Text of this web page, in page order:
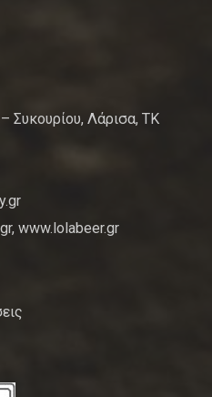
Συκουρίου, Λάρισα, ΤΚ
www.lolabeer.gr